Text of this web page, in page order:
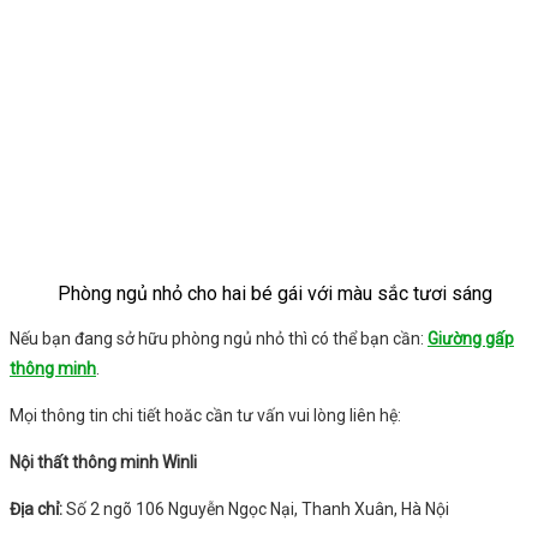
Phòng ngủ nhỏ cho hai bé gái với màu sắc tươi sáng
Nếu bạn đang sở hữu phòng ngủ nhỏ thì có thể bạn cần: Giường gấp
thông minh.
Mọi thông tin chi tiết hoăc cần tư vấn vui lòng liên hệ:
Nội thất thông minh Winli
Địa chỉ:Số 2 ngõ 106 Nguyễn Ngọc Nại, Thanh Xuân, Hà Nội